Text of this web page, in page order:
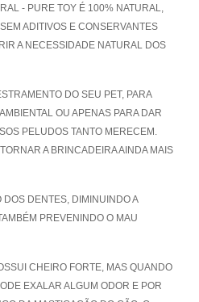
- PURE TOY É 100% NATURAL,
ADITIVOS E CONSERVANTES
A NECESSIDADE NATURAL DOS
DO SEU PET, PARA
OU APENAS PARA DAR
PELUDOS TANTO MERECEM.
A BRINCADEIRA AINDA MAIS
DENTES, DIMINUINDO A
PREVENINDO O MAU
CHEIRO FORTE, MAS QUANDO
EXALAR ALGUM ODOR E POR